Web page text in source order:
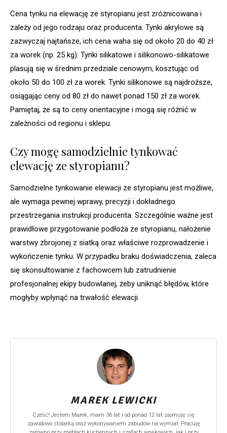
Cena tynku na elewację ze styropianu jest zróżnicowana i
zależy od jego rodzaju oraz producenta. Tynki akrylowe są
zazwyczaj najtańsze, ich cena waha się od około 20 do 40 zł
za worek (np. 25 kg). Tynki silikatowe i silikonowo-silikatowe
plasują się w średnim przedziale cenowym, kosztując od
około 50 do 100 zł za worek. Tynki silikonowe są najdroższe,
osiągając ceny od 80 zł do nawet ponad 150 zł za worek.
Pamiętaj, że są to ceny orientacyjne i mogą się różnić w
zależności od regionu i sklepu.
Czy mogę samodzielnie tynkować
elewację ze styropianu?
Samodzielne tynkowanie elewacji ze styropianu jest możliwe,
ale wymaga pewnej wprawy, precyzji i dokładnego
przestrzegania instrukcji producenta. Szczególnie ważne jest
prawidłowe przygotowanie podłoża ze styropianu, nałożenie
warstwy zbrojonej z siatką oraz właściwe rozprowadzenie i
wykończenie tynku. W przypadku braku doświadczenia, zaleca
się skonsultowanie z fachowcem lub zatrudnienie
profesjonalnej ekipy budowlanej, żeby uniknąć błędów, które
mogłyby wpłynąć na trwałość elewacji.
MAREK LEWICKI
Cześć! Jestem Marek, mam 36 lat i od ponad 12 lat zajmuję się
zawodowo stolarką oraz wykonywaniem zabudów na wymiar. Pracuję